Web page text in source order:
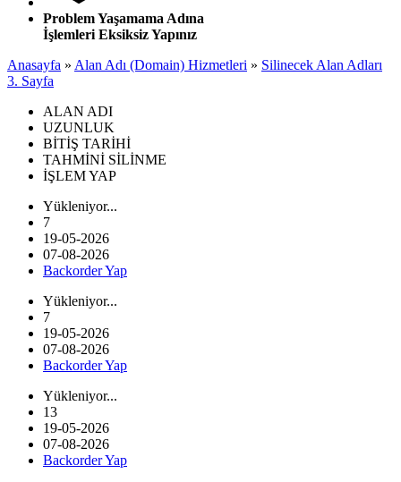
Problem Yaşamama Adına
İşlemleri Eksiksiz Yapınız
Anasayfa » Alan Adı (Domain) Hizmetleri » Silinecek Alan Adları
3. Sayfa
ALAN ADI
UZUNLUK
BİTİŞ TARİHİ
TAHMİNİ SİLİNME
İŞLEM YAP
Yükleniyor...
7
19-05-2026
07-08-2026
Backorder Yap
Yükleniyor...
7
19-05-2026
07-08-2026
Backorder Yap
Yükleniyor...
13
19-05-2026
07-08-2026
Backorder Yap